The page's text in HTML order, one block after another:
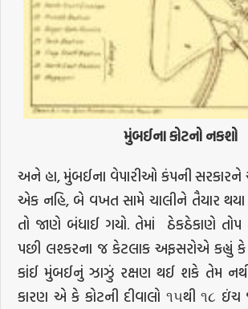
મુંબઈના કોટનો નકશો
અને હા, મુંબઈના વેપારીઓ કંપની
એક નહિ, બે વખત સામે ચાલીને તૈયાર થયા
તો જાણે બંધાઈ ગયો. તેમાં ઠેકઠેકાણે
પછી લશ્કરના જ કેટલાક અફસરોએ કહ્યું
કાંઈ મુંબઈનું ઝાઝું રક્ષણ થઈ શકે તેમ
કારણ એ કે કોટની દીવાલો ૧૫થી ૧૮